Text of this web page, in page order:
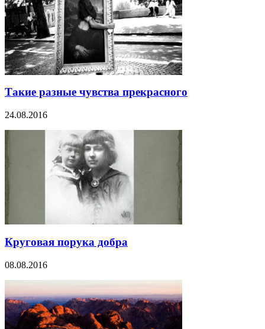
Такие разные чувства прекрасного
24.08.2016
Круговая порука добра
08.08.2016